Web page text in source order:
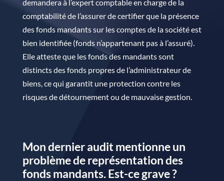
demandera à l’expert comptable en charge de la
comptabilité de l’assurer de certifier que la présence
des fonds mandants sur les comptes de la société est
bien identifiée (fonds n’appartenant pas à l’assuré).
Elle atteste que les fonds des mandants sont
distincts des fonds propres de l’administrateur de
biens, ce qui garantit une protection contre les
risques de détournement ou de mauvaise gestion.
Mon dernier audit mentionne un
problème de représentation des
fonds mandants. Est-ce grave ?